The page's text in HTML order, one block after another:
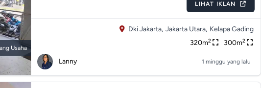
Usaha
LIHAT IKLAN
Dki Jakarta, Jakarta Utara, Kelapa Gading
320m2 300m2
Lanny 1 minggu yang lalu